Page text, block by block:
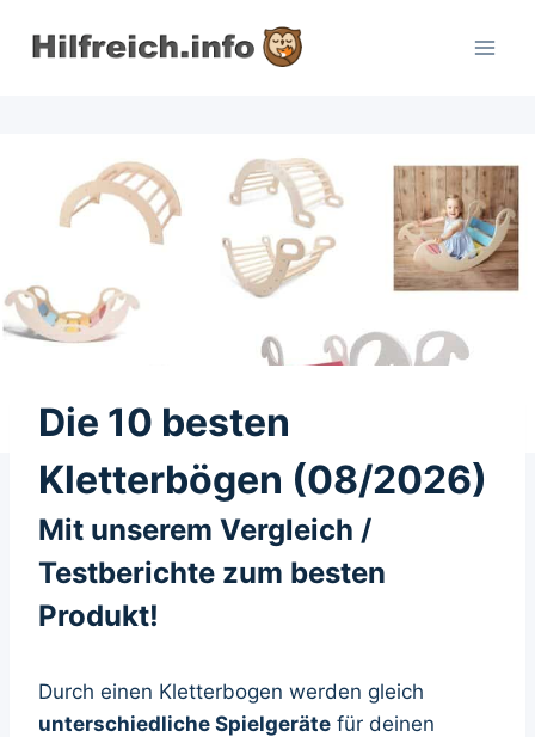
Inhalt
Die 10 besten
Kletterbögen (08/2026)
Mit unserem Vergleich /
Testberichte zum besten
Produkt!
Durch einen Kletterbogen werden gleich
unterschiedliche Spielgeräte für deinen